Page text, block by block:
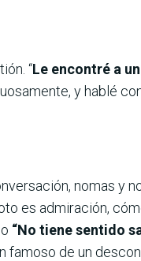
“Le encontré a
y hablé
nomas y no
es admiración,
“No tiene sentido
famoso de un